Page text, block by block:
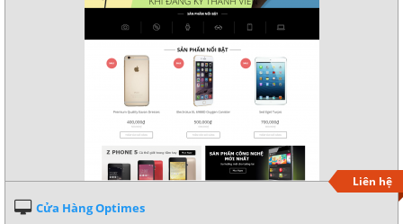
Liên hệ
Cửa Hàng Optimes